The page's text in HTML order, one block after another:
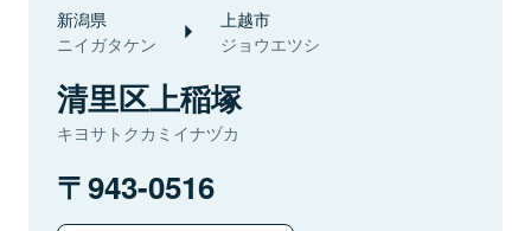
新潟県
ニイガタケン
上越市
ジョウエツシ
清里区上稲塚
キヨサトクカミイナヅカ
943-0516